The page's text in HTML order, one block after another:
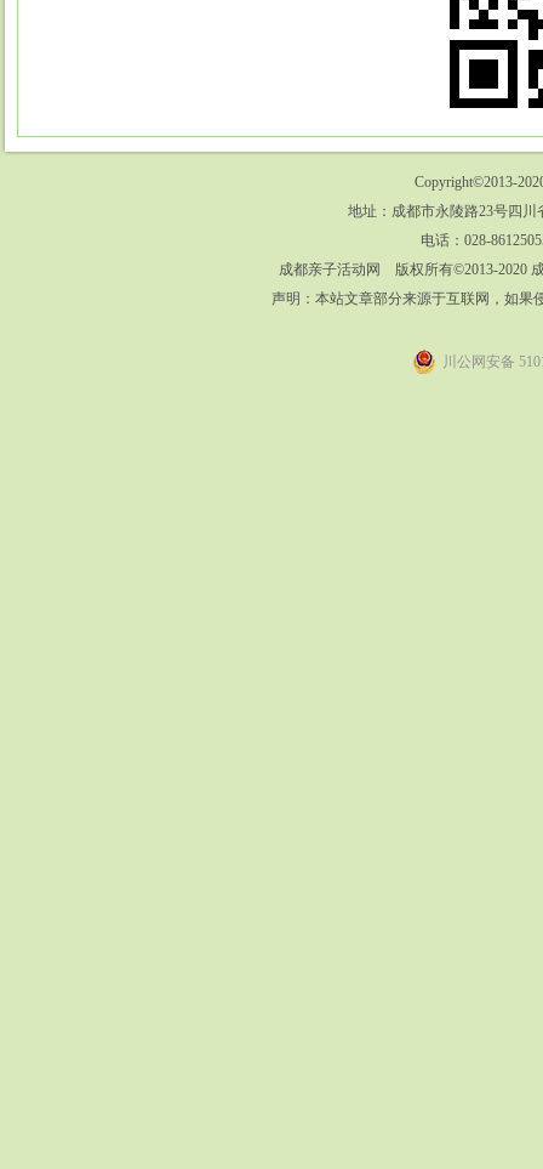
Copyright©2013-
地址：成都市永陵路23号四
电话：028-
成都亲子活动网 版权所有©2013-2020
声明：本站文章部分来源于互联网，如果
川公网安备